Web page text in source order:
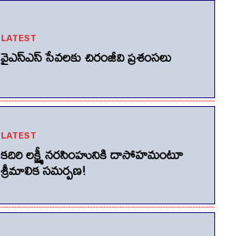
LATEST
వైఎస్ఎస్ సేవలకు చిరంజీవి ప్రశంసలు
LATEST
కదిరి లక్ష్మీ నరసింహునికి దాసోహమంటూ
శ్రీమాలిక సమర్పణ!